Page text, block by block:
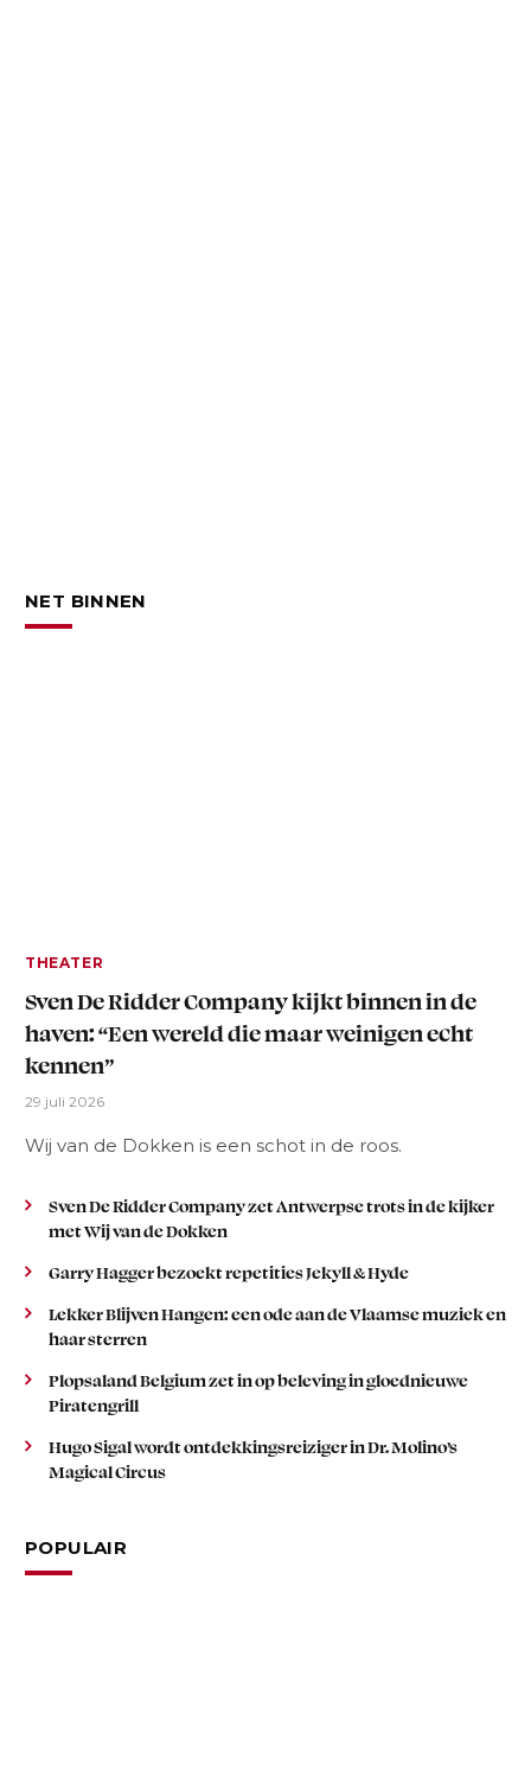
NET BINNEN
THEATER
Sven De Ridder Company kijkt binnen in de
haven: “Een wereld die maar weinigen echt
kennen”
29 juli 2026
Wij van de Dokken is een schot in de roos.
Sven De Ridder Company zet Antwerpse trots in de kijker
met Wij van de Dokken
Garry Hagger bezoekt repetities Jekyll & Hyde
Lekker Blijven Hangen: een ode aan de Vlaamse muziek en
haar sterren
Plopsaland Belgium zet in op beleving in gloednieuwe
Piratengrill
Hugo Sigal wordt ontdekkingsreiziger in Dr. Molino’s
Magical Circus
POPULAIR